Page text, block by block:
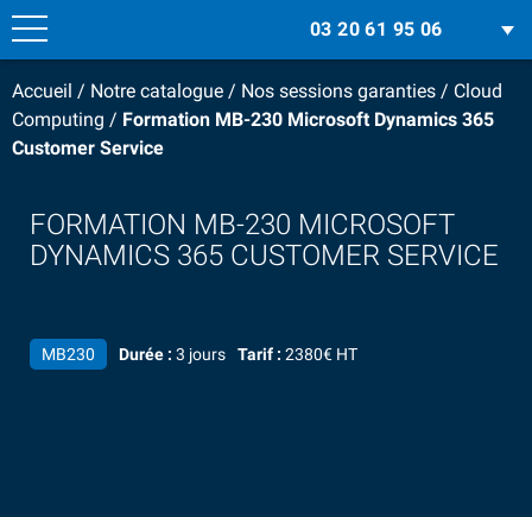
03 20 61 95 06
Accueil / Notre catalogue / Nos sessions garanties / Cloud
Computing / Formation MB-230 Microsoft Dynamics 365
Customer Service
FORMATION MB-230 MICROSOFT
DYNAMICS 365 CUSTOMER SERVICE
MB230 Durée : 3 jours Tarif : 2380€ HT